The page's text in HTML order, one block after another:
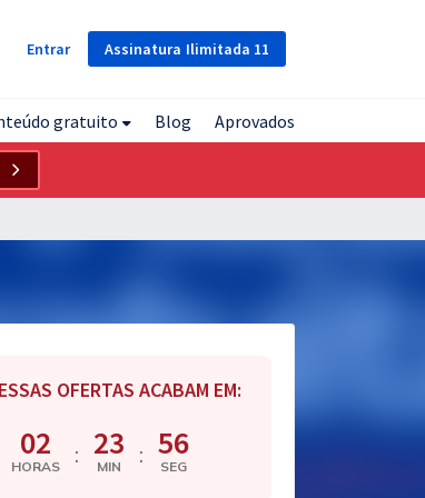
Assinatura Ilimitada 11
Entrar
gratuito Blog Aprovados
ESSAS OFERTAS ACABAM EM:
02
HORAS : 23
MIN : 55
SEG